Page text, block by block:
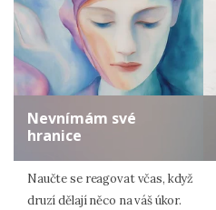
Nevnímám své
hranice
Naučte se reagovat včas, když
druzí dělají něco na váš úkor.